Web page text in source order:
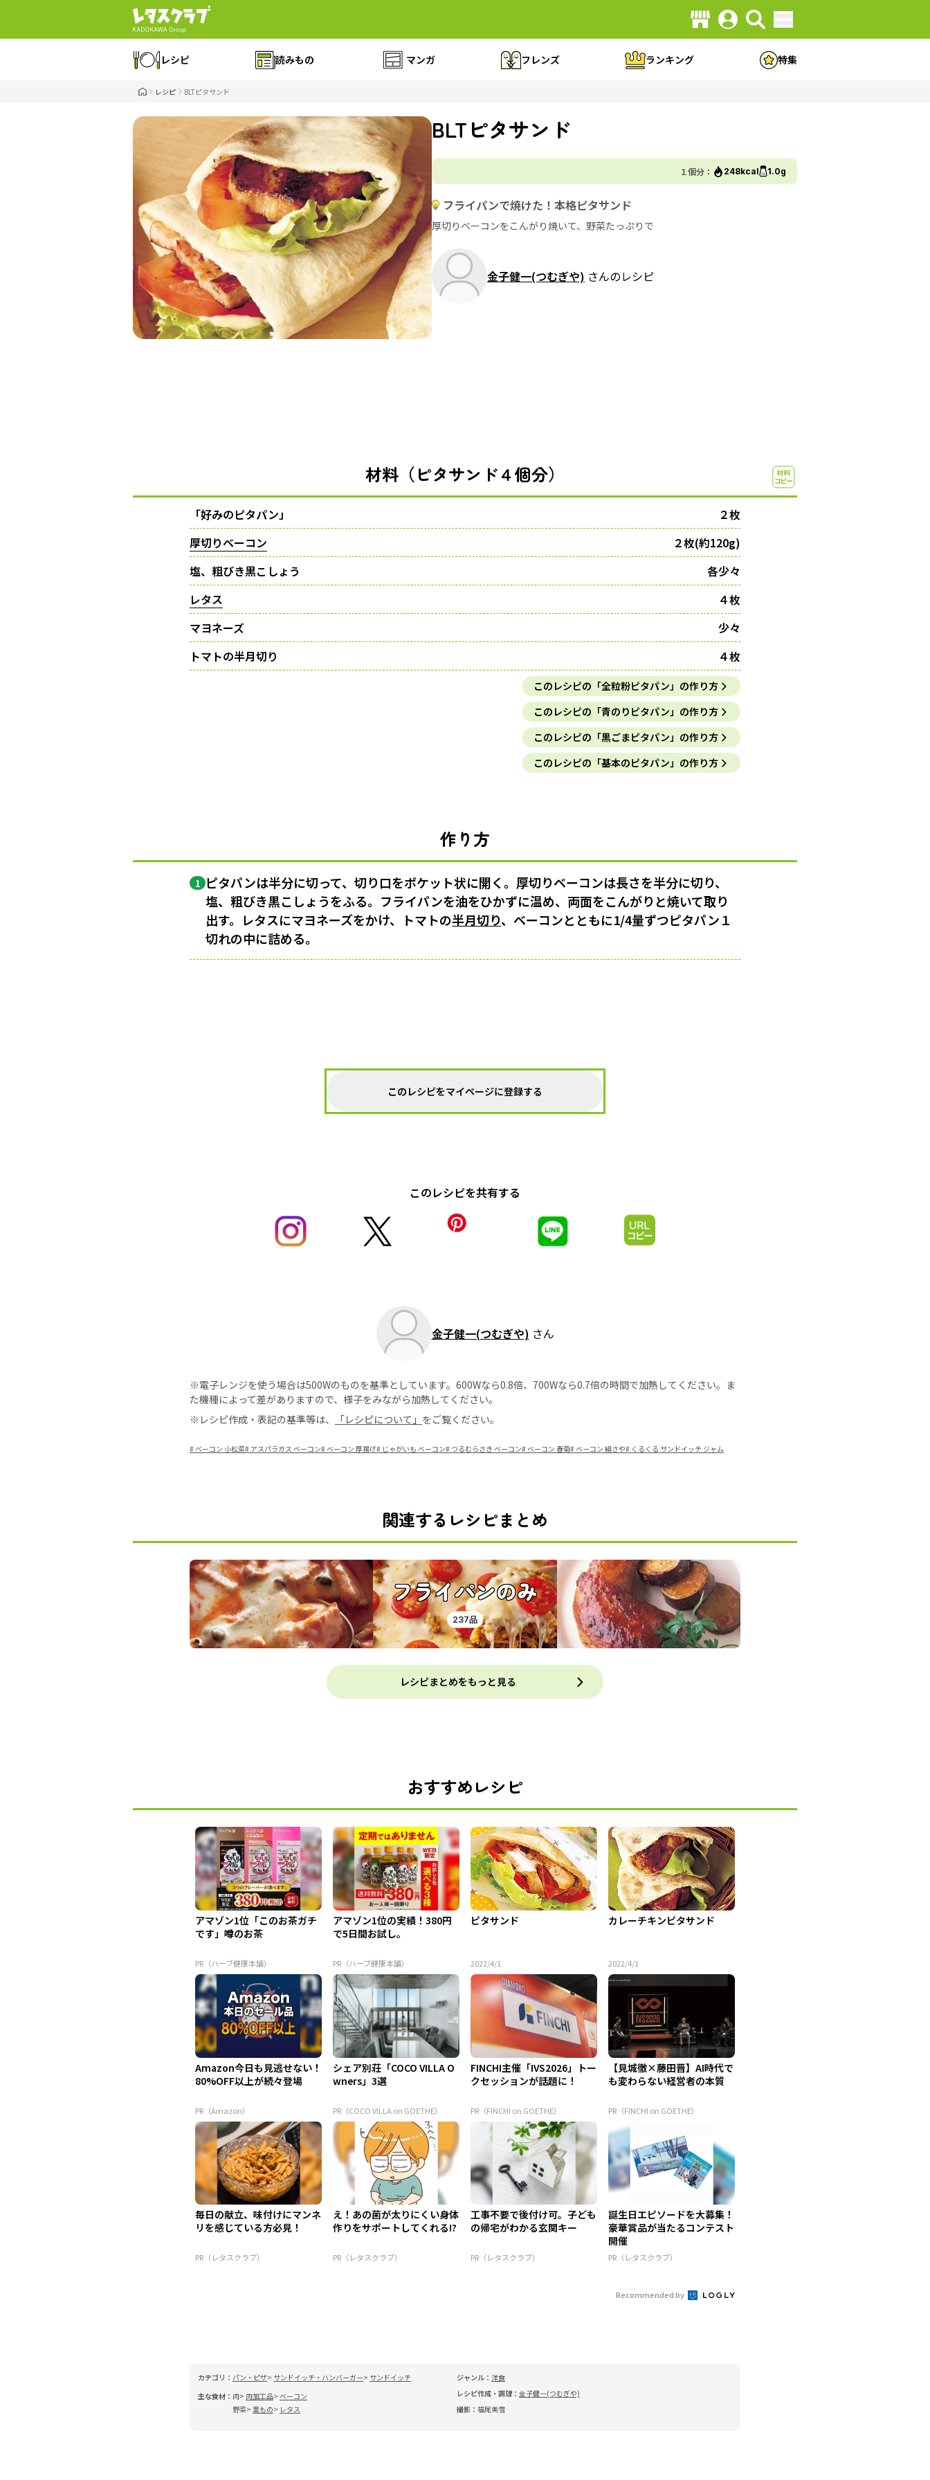
レシピ 読みもの マンガ フレンズ ランキング 特集
レシピ BLTピタサンド
BLTピタサンド
１個分： 248kcal 1.0g
フライパンで焼けた！本格ピタサンド
厚切りベーコンをこんがり焼いて、野菜たっぷりで
金子健一(つむぎや) さんのレシピ
材料（ピタサンド４個分）
「好みのピタパン」
２枚
厚切りベーコン
２枚(約120g)
塩、粗びき黒こしょう
各少々
レタス
４枚
マヨネーズ
少々
トマトの半月切り
４枚
このレシピの「全粒粉ピタパン」の作り方
このレシピの「青のりピタパン」の作り方
このレシピの「黒ごまピタパン」の作り方
このレシピの「基本のピタパン」の作り方
作り方
1 ピタパンは半分に切って、切り口をポケット状に開く。厚切りベーコンは長さを半分に切り、
塩、粗びき黒こしょうをふる。フライパンを油をひかずに温め、両面をこんがりと焼いて取り
出す。レタスにマヨネーズをかけ、トマトの半月切り、ベーコンとともに1/4量ずつピタパン１
切れの中に詰める。
このレシピをマイページに登録する
このレシピを共有する
金子健一(つむぎや) さん
※電子レンジを使う場合は500Wのものを基準としています。600Wなら0.8倍、700Wなら0.7倍の時間で加熱してください。ま
た機種によって差がありますので、様子をみながら加熱してください。
※レシピ作成・表記の基準等は、
「レシピについて」 をご覧ください。
#ベーコン 小松菜# アスパラガス ベーコン#ベーコン 厚揚げ# じゃがいも ベーコン# つるむらさき ベーコン#ベーコン 春菊#ベーコン 絹さや# くるくる サンドイッチ ジャム
関連するレシピまとめ
フライパンのみ
237品
レシピまとめをもっと見る
おすすめレシピ
アマゾン1位「このお茶ガチ
です」噂のお茶
PR（ハーブ健康本舗）
アマゾン1位の実績！380円
で5日間お試し。
PR（ハーブ健康本舗）
ピタサンド
2022/4/1
カレーチキンピタサンド
2022/4/1
Amazon今日も見逃せない！
80%OFF以上が続々登場
PR（Amazon）
シェア別荘「COCO VILLA O
wners」3選
PR（COCO VILLA on GOETHE）
FINCHI主催「IVS2026」トー
クセッションが話題に！
PR（FINCHI on GOETHE）
【見城徹×藤田晋】AI時代で
も変わらない経営者の本質
PR（FINCHI on GOETHE）
毎日の献立、味付けにマンネ
リを感じている方必見！
PR（レタスクラブ）
え！あの菌が太りにくい身体
作りをサポートしてくれる!?
PR（レタスクラブ）
工事不要で後付け可。子ども
の帰宅がわかる玄関キー
PR（レタスクラブ）
誕生日エピソードを大募集！
豪華賞品が当たるコンテスト
開催
PR（レタスクラブ）
Recommended by
カテゴリ： パン・ピザ サンドイッチ・ハンバーガー
サンドイッチ
主な食材： 肉 肉加工品 ベーコン
野菜 葉もの レタス
ジャンル： 洋食
レシピ作成・調理： 金子健一(つむぎや)
撮影： 福尾美雪